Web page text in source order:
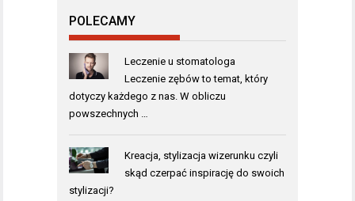
POLECAMY
Leczenie u stomatologa
Leczenie zębów to temat, który
dotyczy każdego z nas. W obliczu
powszechnych …
Kreacja, stylizacja wizerunku czyli
skąd czerpać inspirację do swoich
stylizacji?